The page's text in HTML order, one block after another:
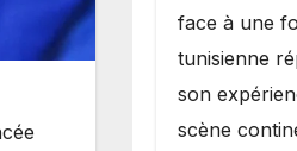
face à une
tunisienne
son
scène